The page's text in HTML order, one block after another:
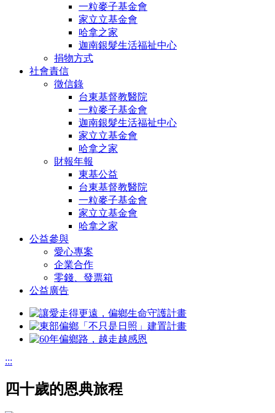
一粒麥子基金會
家立立基金會
哈拿之家
迦南銀髮生活福祉中心
捐物方式
社會責信
徵信錄
台東基督教醫院
一粒麥子基金會
迦南銀髮生活福祉中心
家立立基金會
哈拿之家
財報年報
東基公益
台東基督教醫院
一粒麥子基金會
家立立基金會
哈拿之家
公益參與
愛心專案
企業合作
零錢、發票箱
公益廣告
:::
四十歲的恩典旅程